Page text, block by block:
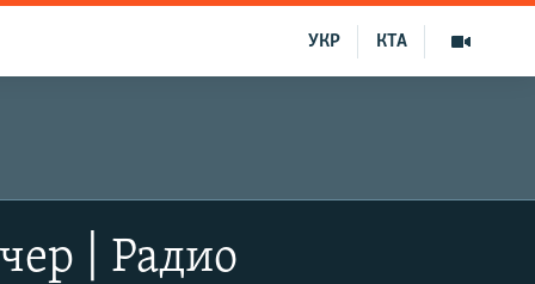
КТА
УКР
| Радио